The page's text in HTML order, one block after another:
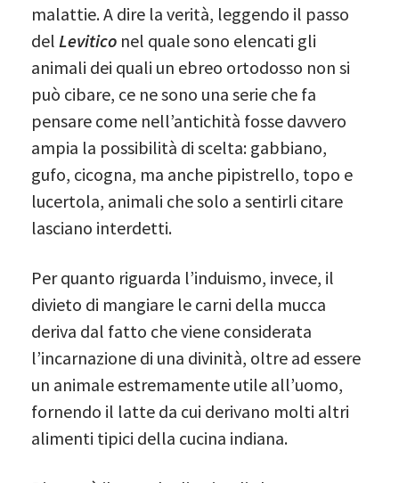
malattie. A dire la verità, leggendo il passo
del Levitico nel quale sono elencati gli
animali dei quali un ebreo ortodosso non si
può cibare, ce ne sono una serie che fa
pensare come nell’antichità fosse davvero
ampia la possibilità di scelta: gabbiano,
gufo, cicogna, ma anche pipistrello, topo e
lucertola, animali che solo a sentirli citare
lasciano interdetti.
Per quanto riguarda l’induismo, invece, il
divieto di mangiare le carni della mucca
deriva dal fatto che viene considerata
l’incarnazione di una divinità, oltre ad essere
un animale estremamente utile all’uomo,
fornendo il latte da cui derivano molti altri
alimenti tipici della cucina indiana.